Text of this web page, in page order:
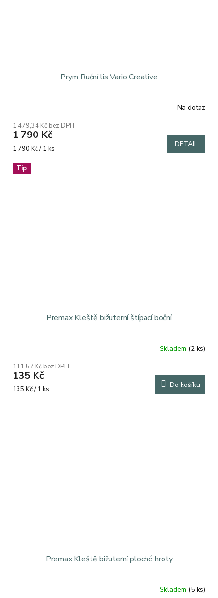
Prym Ruční lis Vario Creative
produktu
je
5,0
5
hvězdiček.
Na dotaz
1 479,34 Kč bez DPH
1 790 Kč
Měrná
1 790 Kč / 1 ks DETAIL
Tip
Premax Kleště bižuterní štípací boční
Skladem (2 ks)
111,57 Kč bez DPH
135 Kč
Měrná
135 Kč / 1 ks Do košíku
Premax Kleště bižuterní ploché hroty
Skladem (5 ks)